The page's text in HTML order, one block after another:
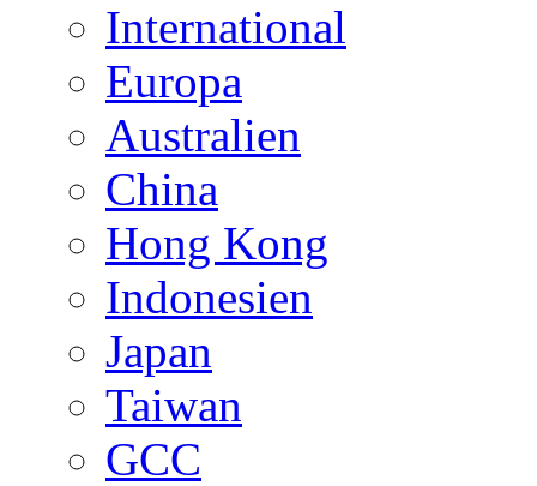
International
Europa
Australien
China
Hong Kong
Indonesien
Japan
Taiwan
GCC